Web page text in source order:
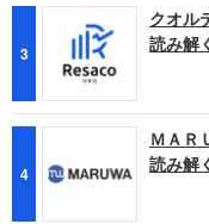
3
クオル
読み解
4
ＭＡＲ
読み解